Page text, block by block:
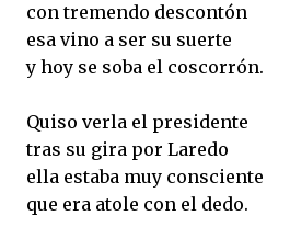
con tremendo descontón
esa vino a ser su suerte
y hoy se soba el coscorrón.
Quiso verla el presidente
tras su gira por Laredo
ella estaba muy consciente
que era atole con el dedo.